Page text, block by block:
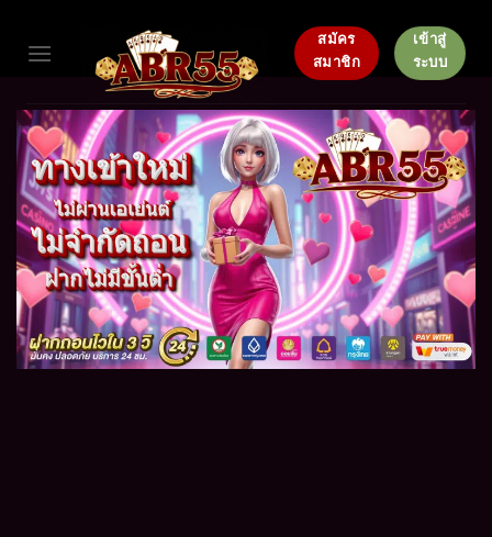
content
สมัคร
สมาชิก
เข้าสู่
ระบบ